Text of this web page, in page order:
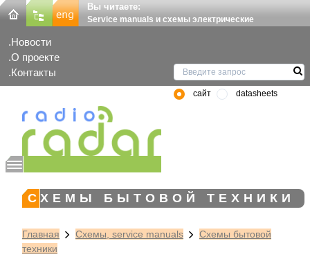
Вы читаете:
Service manuals и схемы электрические
Новости
О проекте
Контакты
сайт datasheets
СХЕМЫ БЫТОВОЙ ТЕХНИКИ
Главная Схемы, service manuals
Схемы бытовой
техники